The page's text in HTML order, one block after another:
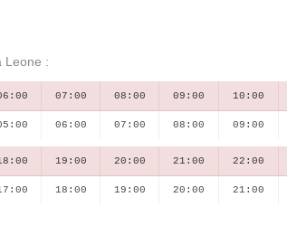
Leone :
07:00 08:00 09:00 10:00
06:00 07:00 08:00 09:00
19:00 20:00 21:00 22:00
18:00 19:00 20:00 21:00